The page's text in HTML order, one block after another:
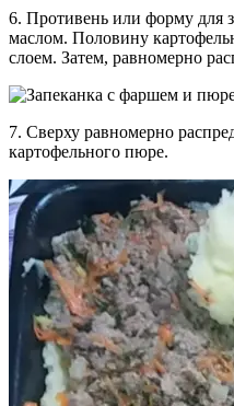
6. Противень или форму для
маслом. Половину
слоем. Затем, равномерно
7. Сверху равномерно
картофельного пюре.